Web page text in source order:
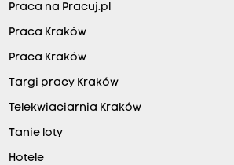
Praca na Pracuj.pl
Praca Kraków
Praca Kraków
Targi pracy Kraków
Telekwiaciarnia Kraków
Tanie loty
Hotele